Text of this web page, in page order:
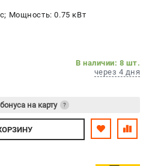
станков и их назначение
Мощность: 0.75 кВт
В наличии: 8 шт.
через 4 дня
на карту ?